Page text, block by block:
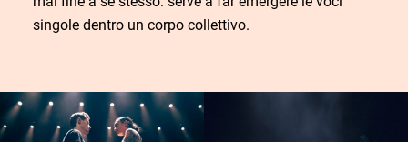
singole dentro un corpo collettivo.